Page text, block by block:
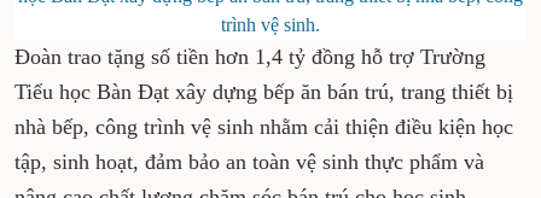
Đại diện Hội Chữ thập đỏ tỉnh Chungnam trao hỗ
trợ Trường Tiểu học Bàn Đạt xây dựng bếp ăn bán trú,
trang thiết bị nhà bếp, công trình vệ sinh.
Đoàn trao tặng số tiền hơn 1,4 tỷ đồng hỗ trợ
Trường Tiểu học Bàn Đạt xây dựng bếp ăn bán
trú, trang thiết bị nhà bếp, công trình vệ